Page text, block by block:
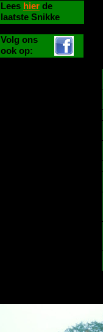
Volg ons
ook op:
Lees hier de
laatste Snikke